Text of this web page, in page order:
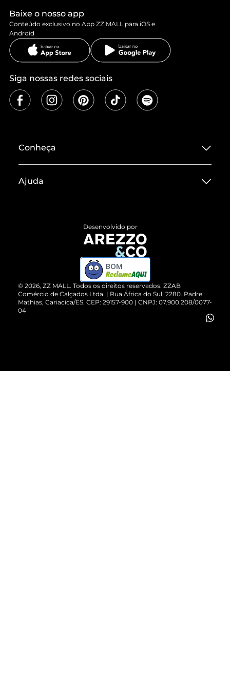
Baixe o nosso app
Conteúdo exclusivo no App ZZ MALL para iOS e
Android
Siga nossas redes sociais
Conheça
Termos de Uso
ZZ MALL é confiável
Cartão Presente
Vendas Corporativas
Ajuda
Devolução do Produto
Compre pelo WhatsApp
© 2026, ZZ MALL. Todos os direitos reservados. ZZAB
Comércio de Calçados Ltda. | Rua África do Sul, 2280. Padre
Mathias, Cariacica/ES. CEP: 29157-900 | CNPJ: 07.900.208/0077-
04
Desenvolvido por
BOM